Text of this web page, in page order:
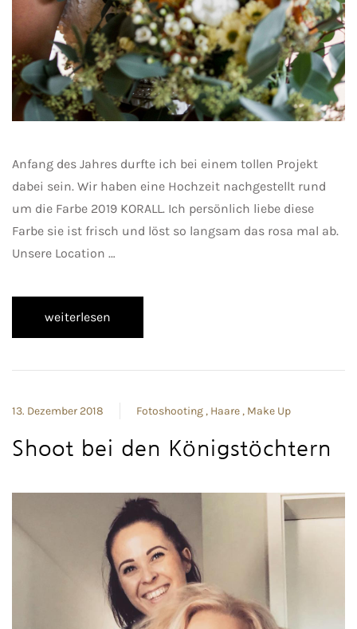
Anfang des Jahres durfte ich bei einem tollen Projekt
dabei sein. Wir haben eine Hochzeit nachgestellt rund
um die Farbe 2019 KORALL. Ich persönlich liebe diese
Farbe sie ist frisch und löst so langsam das rosa mal ab.
Unsere Location …
weiterlesen
13. Dezember 2018 Fotoshooting Haare Make Up
Shoot bei den Königstöchtern